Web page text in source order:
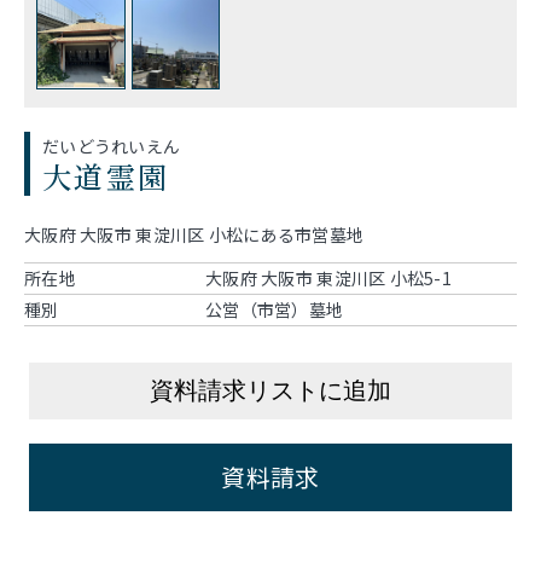
だいどうれいえん
大道霊園
大阪府 大阪市 東淀川区 小松にある市営墓地
所在地
大阪府 大阪市 東淀川区 小松5-1
種別
公営（市営）墓地
資料請求リストに追加
資料請求